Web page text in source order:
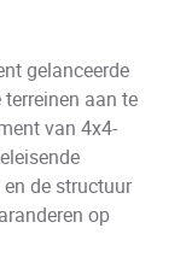
gelanceerde
aan te
van 4x4-
de structuur
op